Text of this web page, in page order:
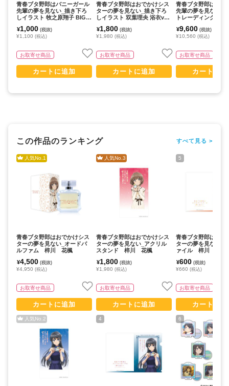
青春ブタ野郎はバニーガール
先輩の夢を見ない_描き下ろ
しイラスト 牧之原翔子 BIG缶
¥1,000 (税抜)
¥1,100 (税込)
お取寄せ商品
カートに追加
青春ブタ野郎はおでかけシス
ターの夢を見ない_描き下ろ
しイラスト 双葉理央 浴衣ver.
ンド
¥1,800 (税抜)
¥1,980 (税込)
お取寄せ商品
カートに追加
青春ブタ野郎はバニ
先輩の夢を見ない_
トレーディング場面
X)
¥9,600 (税抜)
¥10,560 (税込)
お取寄せ商品
カートに
この作品のランキング すべて見る >
人気No.1
青春ブタ野郎はおでかけシス
ターの夢を見ない_オードパ
ルファム 梓川 花楓
¥4,500 (税抜)
¥4,950 (税込)
お取寄せ商品
カートに追加
人気No.2
人気No.3
青春ブタ野郎はおでかけシス
ターの夢を見ない_アクリル
スタンド 梓川 花楓
¥1,800 (税抜)
¥1,980 (税込)
お取寄せ商品
カートに追加
4
5
青春ブタ野郎はおで
ターの夢を見ない_
ァイル 梓川 花楓
¥600 (税抜)
¥660 (税込)
お取寄せ商品
カートに
6